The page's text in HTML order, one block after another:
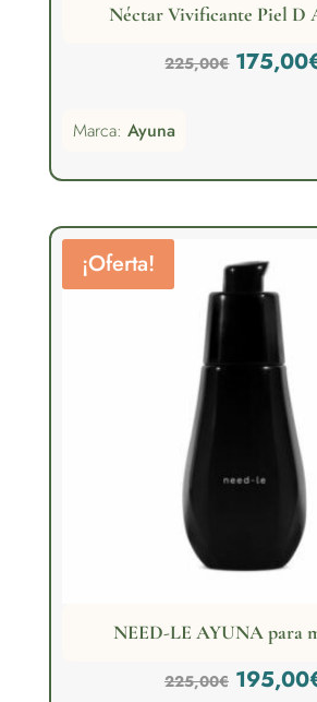
Néctar Vivificante Piel D
225,00€ El
era:
175,00
Marca: Ayuna
¡Oferta!
NEED-LE AYUNA para
225,00€ El
195,00